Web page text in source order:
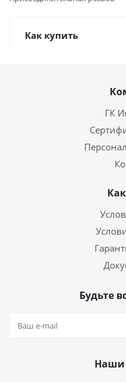
Как купить
ГК
Будьте
Наши